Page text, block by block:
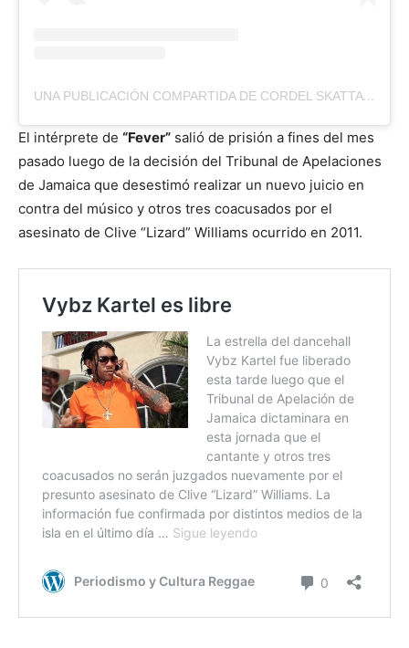
UNA PUBLICACIÓN COMPARTIDA DE CORDEL SKATTA BURRELL (@SKATTABURRELL)
El intérprete de “Fever” salió de prisión a fines del mes
pasado luego de la decisión del Tribunal de Apelaciones
de Jamaica que desestimó realizar un nuevo juicio en
contra del músico y otros tres coacusados por el
asesinato de Clive “Lizard” Williams ocurrido en 2011.